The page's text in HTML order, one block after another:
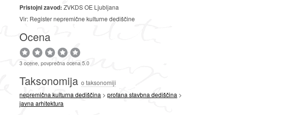
Pristojni zavod: ZVKDS OE Ljubljana
Vir: Register nepremične kulturne dediščine
Ocena
3 ocene, povprečna ocena 5.0
Taksonomijao taksonomiji
nepremična kulturna dediščina >profana stavbna dediščina >
javna arhitektura